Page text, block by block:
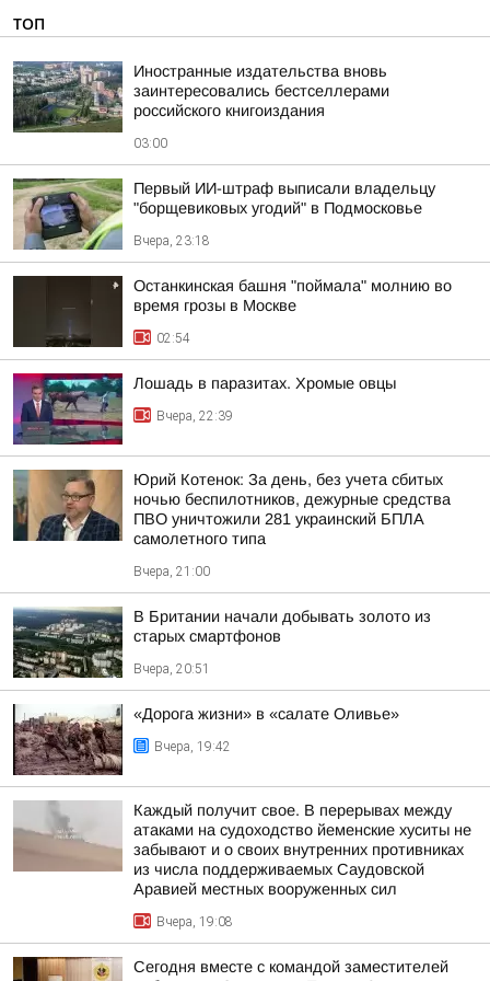
ТОП
Иностранные издательства вновь
заинтересовались бестселлерами
российского книгоиздания
03:00
Первый ИИ-штраф выписали владельцу
"борщевиковых угодий" в Подмосковье
Вчера, 23:18
Останкинская башня "поймала" молнию во
время грозы в Москве
02:54
Лошадь в паразитах. Хромые овцы
Вчера, 22:39
Юрий Котенок: За день, без учета сбитых
ночью беспилотников, дежурные средства
ПВО уничтожили 281 украинский БПЛА
самолетного типа
Вчера, 21:00
В Британии начали добывать золото из
старых смартфонов
Вчера, 20:51
«Дорога жизни» в «салате Оливье»
Вчера, 19:42
Каждый получит свое. В перерывах между
атаками на судоходство йеменские хуситы не
забывают и о своих внутренних противниках
из числа поддерживаемых Саудовской
Аравией местных вооруженных сил
Вчера, 19:08
Сегодня вместе с командой заместителей